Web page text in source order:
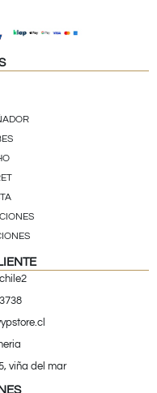
viña del mar